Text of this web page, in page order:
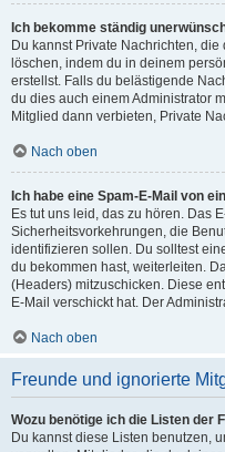
Ich bekomme ständig
Du kannst Private Nachrichten,
löschen, indem du in deinem
erstellst. Falls du belästigende
du dies auch einem Administrator
Mitglied dann verbieten, Private
Nach oben
Ich habe eine Spam-E-Mail von
Es tut uns leid, das zu hören. Das
Sicherheitsvorkehrungen, die
identifizieren sollen. Du solltest
du bekommen hast, weiterleiten.
(Headers) mitzuschicken. Diese
E-Mail verschickt hat. Der
Nach oben
Freunde und ignorierte
Wozu benötige ich die Listen der
Du kannst diese Listen benutzen,